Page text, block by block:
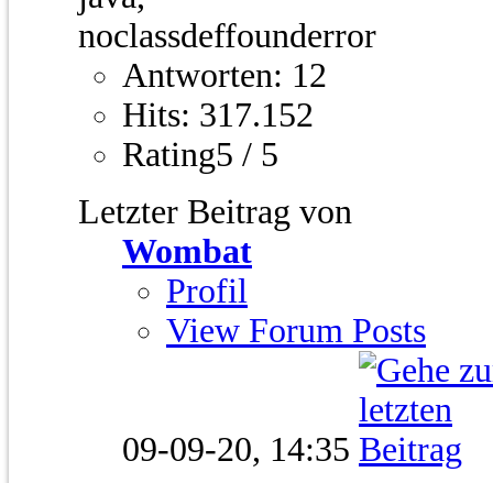
Antworten: 12
Hits: 317.152
Rating5 / 5
Letzter Beitrag von
Wombat
Profil
View Forum Posts
09-09-20, 14:35